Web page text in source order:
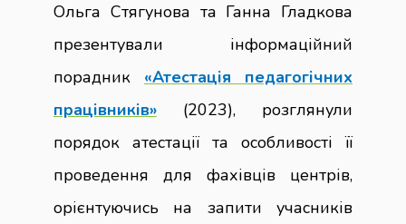
Ольга Стягунова та Ганна Гладкова
презентували інформаційний
порадник «Атестація педагогічних
працівників» (2023), розглянули
порядок атестації та особливості її
проведення для фахівців центрів,
орієнтуючись на запити учасників